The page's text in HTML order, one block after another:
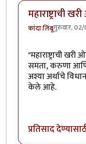
महाराष्ट्राची
कांदा लिंबूगुरुवार,
"महाराष्ट्राची
समता, करुणा
अश्या अर्थाचे विधान
केले आहे.
प्रतिसाद